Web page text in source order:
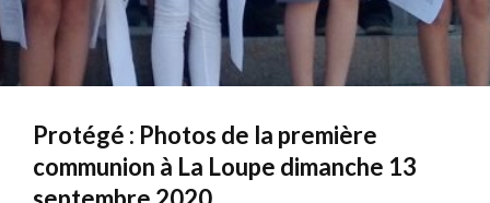
Protégé : Photos de la première
communion à La Loupe dimanche 13